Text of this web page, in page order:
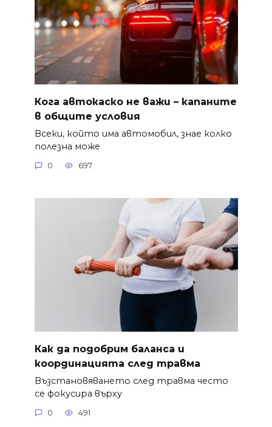
Кога автокаско не важи – капаните
в общите условия
Всеки, който има автомобил, знае колко
полезна може
0 697
Как да подобрим баланса и
координацията след травма
Възстановяването след травма често
се фокусира върху
0 491